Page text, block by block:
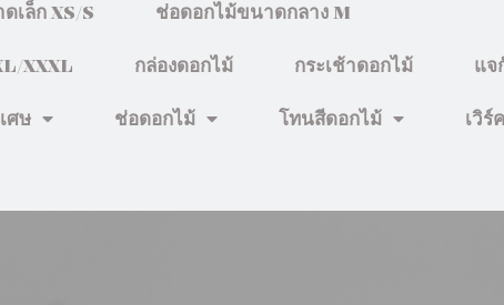
เล็ก XS/S ช่อดอกไม้ขนาดกลาง M
XXXL กล่องดอกไม้ กระเช้าดอกไม้ แจ
ศษ ช่อดอกไม้ โทนสีดอกไม้ เวิร์